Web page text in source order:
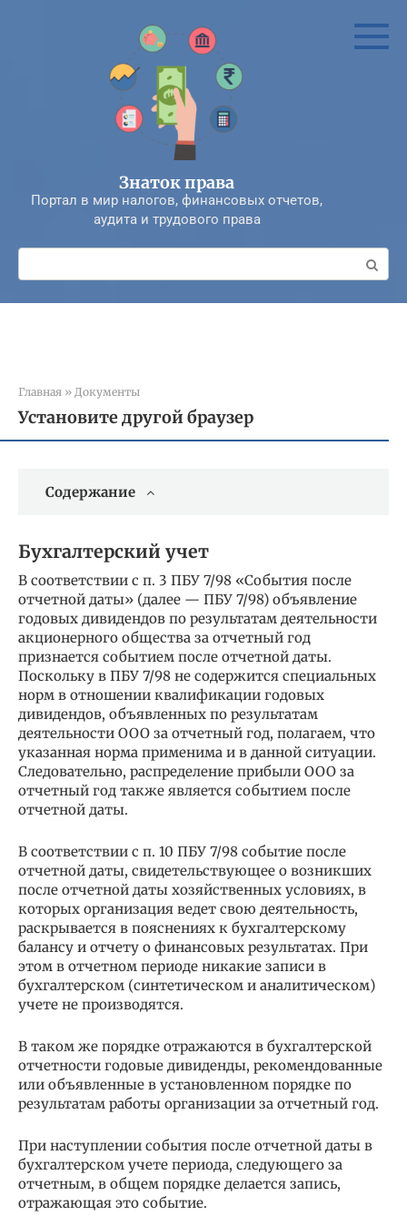
Знаток права
Портал в мир налогов, финансовых отчетов,
аудита и трудового права
Поиск:
Главная » Документы
Установите другой браузер
Содержание
Бухгалтерский учет
В соответствии с п. 3 ПБУ 7/98 «События после
отчетной даты» (далее — ПБУ 7/98) объявление
годовых дивидендов по результатам деятельности
акционерного общества за отчетный год
признается событием после отчетной даты.
Поскольку в ПБУ 7/98 не содержится специальных
норм в отношении квалификации годовых
дивидендов, объявленных по результатам
деятельности ООО за отчетный год, полагаем, что
указанная норма применима и в данной ситуации.
Следовательно, распределение прибыли ООО за
отчетный год также является событием после
отчетной даты.
В соответствии с п. 10 ПБУ 7/98 событие после
отчетной даты, свидетельствующее о возникших
после отчетной даты хозяйственных условиях, в
которых организация ведет свою деятельность,
раскрывается в пояснениях к бухгалтерскому
балансу и отчету о финансовых результатах. При
этом в отчетном периоде никакие записи в
бухгалтерском (синтетическом и аналитическом)
учете не производятся.
В таком же порядке отражаются в бухгалтерской
отчетности годовые дивиденды, рекомендованные
или объявленные в установленном порядке по
результатам работы организации за отчетный год.
При наступлении события после отчетной даты в
бухгалтерском учете периода, следующего за
отчетным, в общем порядке делается запись,
отражающая это событие.